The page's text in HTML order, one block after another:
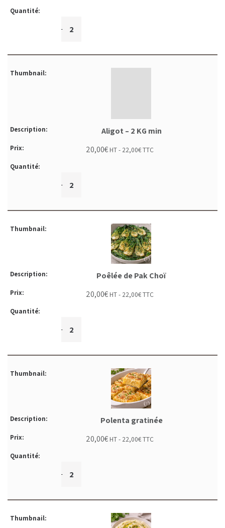
+
Aligot – 2 KG min
20,00€ HT - 22,00€TTC
+
Poêlée de Pak Choï
20,00€ HT - 22,00€TTC
+
Polenta gratinée
20,00€ HT - 22,00€TTC
+